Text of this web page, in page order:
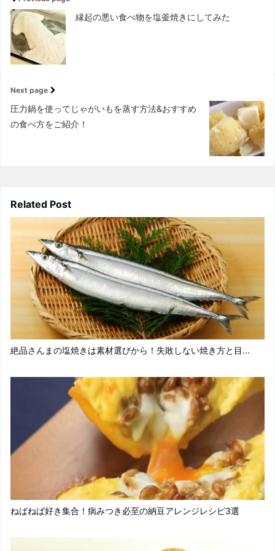
縁起の悪い食べ物を塩釜焼きにしてみた
Next page
圧力鍋を使ってじゃがいもを蒸す方法&おすすめ
の食べ方をご紹介！
Related Post
絶品さんまの塩焼きは素材選びから！失敗しない焼き方と目...
ねばねば好き集合！病みつき必至の納豆アレンジレシピ3選